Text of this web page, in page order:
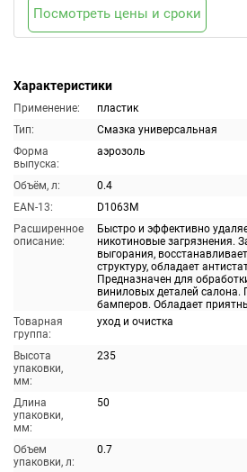
Характеристики
Применение:
пластик
Тип:
Смазка универсальная
Форма
выпуска:
аэрозоль
Объём, л:
0.4
EAN-13:
D1063M
Расширенное
описание:
Быстро и эффективно
никотиновые загрязнения.
выгорания,
структуру, обладает
Предназначен для
виниловых деталей салона.
бамперов. Обладает
Товарная
группа:
уход и очистка
Высота
упаковки,
мм:
235
Длина
упаковки,
мм:
50
Объем
упаковки, л:
0.7
Посмотреть цены и сроки